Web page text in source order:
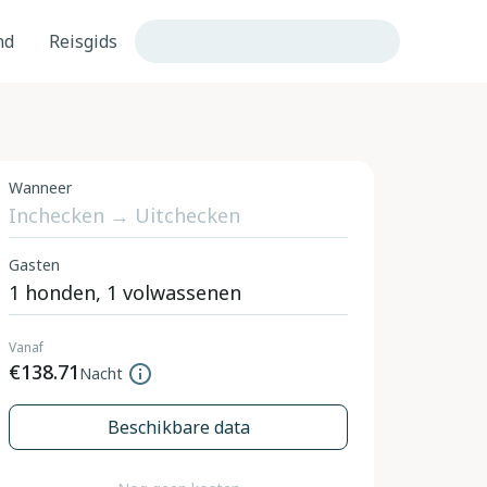
Reisgids
Wanneer
Gasten
Vanaf
€138.71 Nacht
Beschikbare data